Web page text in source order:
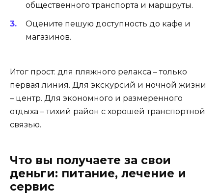
общественного транспорта и маршруты.
Оцените пешую доступность до кафе и
магазинов.
Итог прост: для пляжного релакса – только
первая линия. Для экскурсий и ночной жизни
– центр. Для экономного и размеренного
отдыха – тихий район с хорошей транспортной
связью.
Что вы получаете за свои
деньги: питание, лечение и
сервис